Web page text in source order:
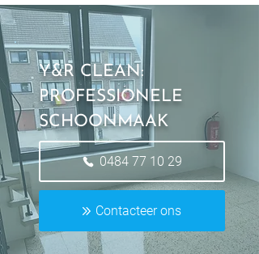
Y&R CLEAN:
PROFESSIONELE
SCHOONMAAK
0484 77 10 29
Contacteer ons